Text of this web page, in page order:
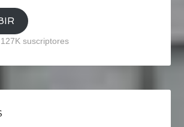
suscriptores